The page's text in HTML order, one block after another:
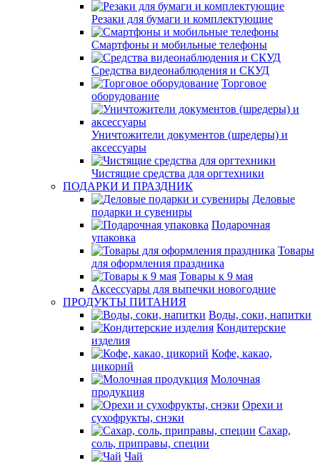
Резаки для бумаги и комплектующие
Смартфоны и мобильные телефоны
Средства видеонаблюдения и СКУД
Торговое
оборудование
Уничтожители документов (шредеры) и
аксессуары
Чистящие средства для оргтехники
ПОДАРКИ И ПРАЗДНИК
Деловые
подарки и сувениры
Подарочная
упаковка
Товары
для оформления праздника
Товары к 9 мая
Аксессуары для выпечки новогодние
ПРОДУКТЫ ПИТАНИЯ
Воды, соки, напитки
Кондитерские
изделия
Кофе, какао,
цикорий
Молочная
продукция
Орехи и
сухофрукты, снэки
Сахар,
соль, приправы, специи
Чай